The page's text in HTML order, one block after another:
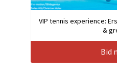
VIP tennis experience:
&
Bid